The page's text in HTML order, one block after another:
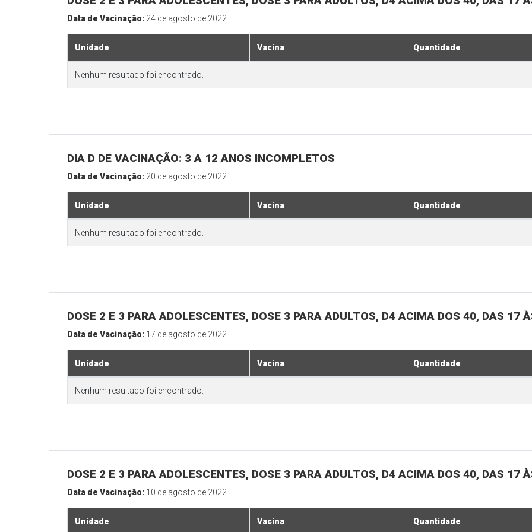
Data de Vacinação: 24 de agosto de 2022
Unidade Vacina Quantidade
Nenhum resultado foi encontrado.
DIA D DE VACINAÇÃO: 3 A 12 ANOS INCOMPLETOS
Data de Vacinação: 20 de agosto de 2022
Unidade Vacina Quantidade
Nenhum resultado foi encontrado.
DOSE 2 E 3 PARA ADOLESCENTES, DOSE 3 PARA ADULTOS, D4 ACIMA DOS 40, DAS 17
Data de Vacinação: 17 de agosto de 2022
Unidade Vacina Quantidade
Nenhum resultado foi encontrado.
DOSE 2 E 3 PARA ADOLESCENTES, DOSE 3 PARA ADULTOS, D4 ACIMA DOS 40, DAS 17
Data de Vacinação: 10 de agosto de 2022
Unidade Vacina Quantidade